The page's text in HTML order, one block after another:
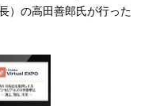
）の高田善郎氏が行った